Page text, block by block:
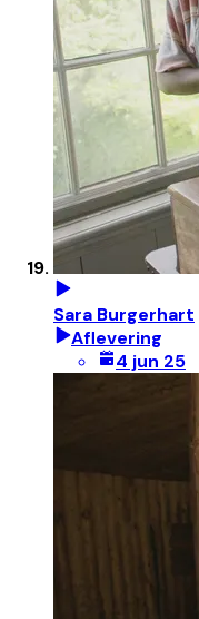
Sara Burgerhart
Aflevering
4 jun 25